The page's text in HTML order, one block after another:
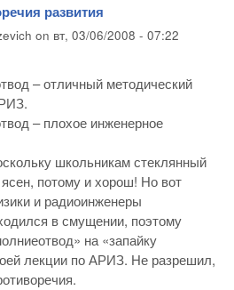
развития
on вт, 03/06/2008 - 07:22
– отличный методический
– плохое инженерное
школьникам стеклянный
потому и хорош! Но вот
и радиоинженеры
в смущении, поэтому
на «запайку
лекции по АРИЗ. Не разрешил,